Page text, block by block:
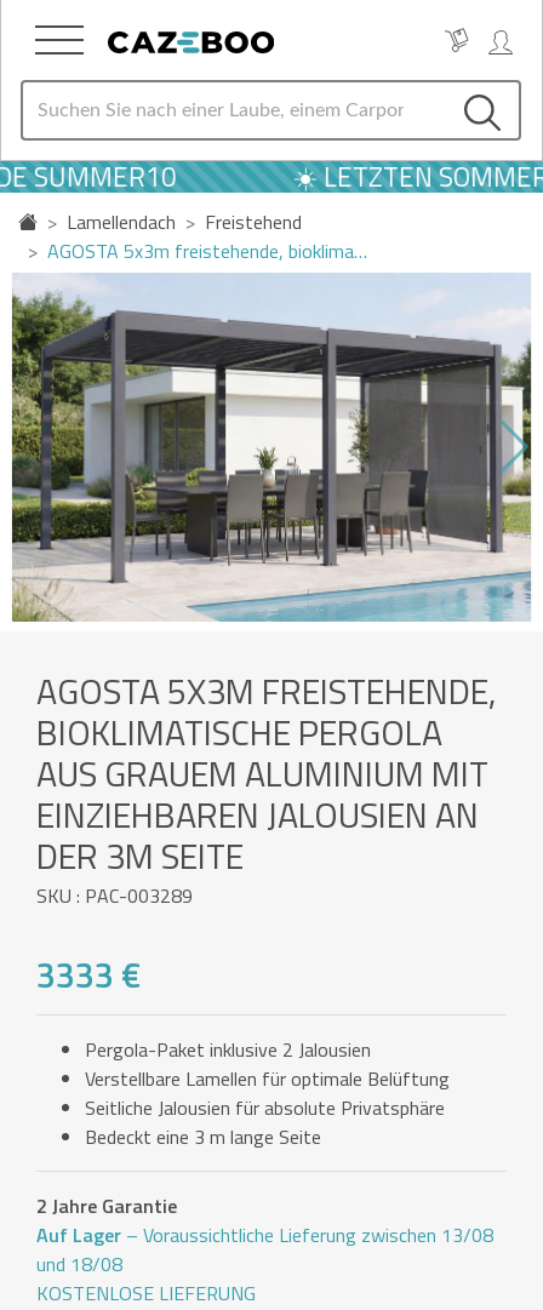
SUMMER10 ☀️ LETZTEN SOMMER
Lamellendach
Freistehend
AGOSTA 5x3m freistehende, bioklima…
AGOSTA 5X3M FREISTEHENDE,
BIOKLIMATISCHE PERGOLA
AUS GRAUEM ALUMINIUM MIT
EINZIEHBAREN JALOUSIEN AN
DER 3M SEITE
SKU : PAC-003289
3333 €
Pergola-Paket inklusive 2 Jalousien
Verstellbare Lamellen für optimale Belüftung
Seitliche Jalousien für absolute Privatsphäre
Bedeckt eine 3 m lange Seite
2 Jahre Garantie
Auf Lager – Voraussichtliche Lieferung zwischen 13/08
und 18/08
KOSTENLOSE LIEFERUNG